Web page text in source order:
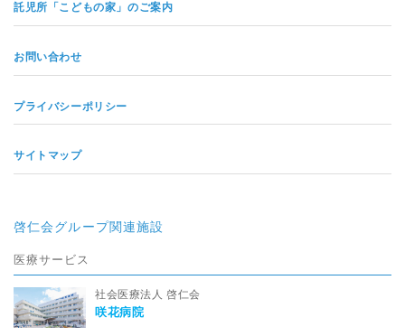
託児所「こどもの家」のご案内
お問い合わせ
プライバシーポリシー
サイトマップ
啓仁会グループ関連施設
医療サービス
社会医療法人 啓仁会
咲花病院